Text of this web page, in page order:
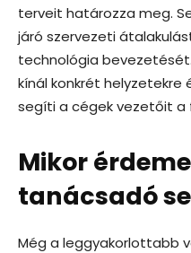
terveit határozza meg.
járó szervezeti
technológia
kínál konkrét
segíti a cégek vezetőit a
Mikor
tanácsadó
Még a leggyakorlottabb